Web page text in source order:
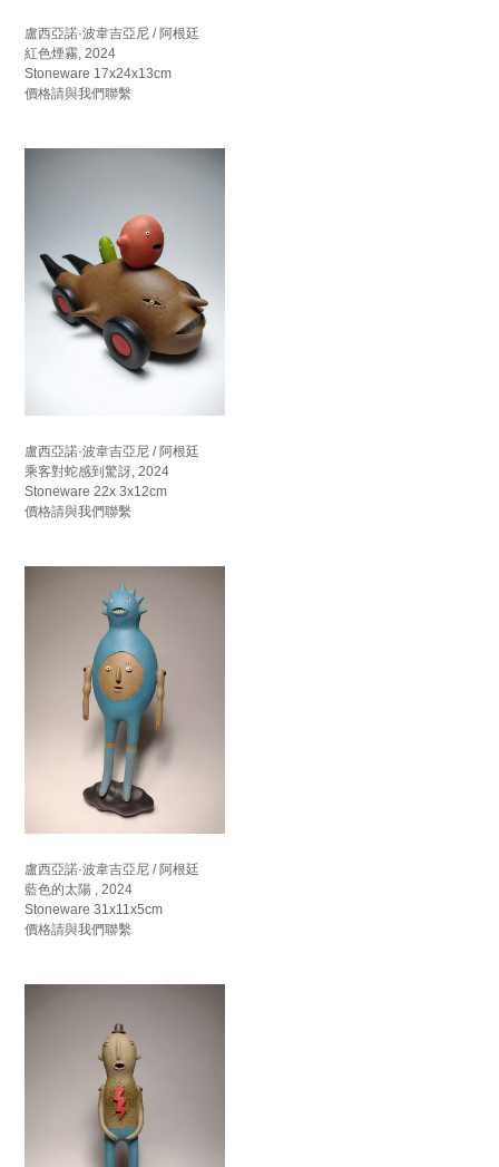
盧西亞諾·波韋吉亞尼 / 阿根廷
紅色煙霧, 2024
Stoneware 17x24x13cm
價格請與我們聯繫
盧西亞諾·波韋吉亞尼 / 阿根廷
乘客對蛇感到驚訝, 2024
Stoneware 22x 3x12cm
價格請與我們聯繫
盧西亞諾·波韋吉亞尼 / 阿根廷
藍色的太陽 , 2024
Stoneware 31x11x5cm
價格請與我們聯繫